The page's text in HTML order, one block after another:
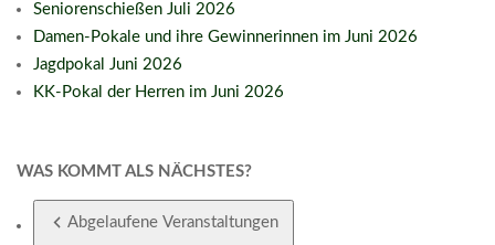
Seniorenschießen Juli 2026
Damen-Pokale und ihre Gewinnerinnen im Juni 2026
Jagdpokal Juni 2026
KK-Pokal der Herren im Juni 2026
WAS KOMMT ALS NÄCHSTES?
Abgelaufene Veranstaltungen